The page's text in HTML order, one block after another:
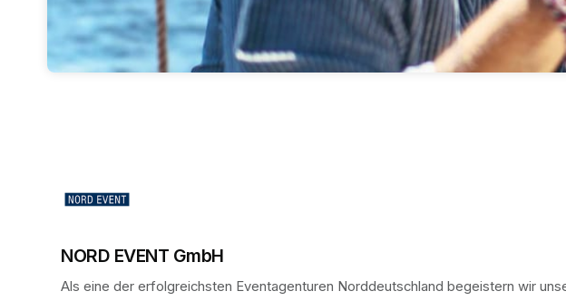
NORD EVENT GmbH
Als eine der erfolgreichsten Eventagenturen Norddeutschland begeistern wir